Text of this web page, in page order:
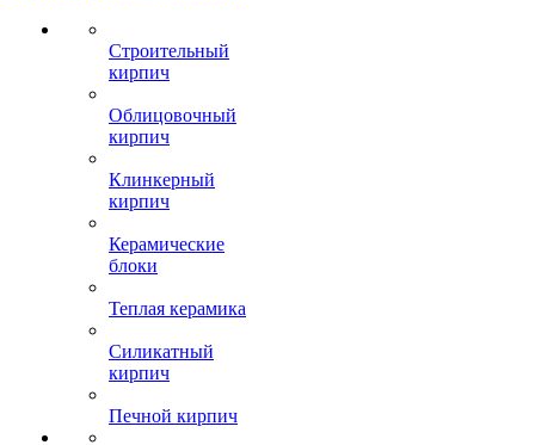
Строительный
кирпич
Облицовочный
кирпич
Клинкерный
кирпич
Керамические
блоки
Теплая керамика
Силикатный
кирпич
Печной кирпич